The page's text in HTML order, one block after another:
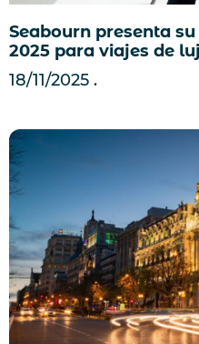
Seabourn presenta
2025 para viajes de
18/11/2025